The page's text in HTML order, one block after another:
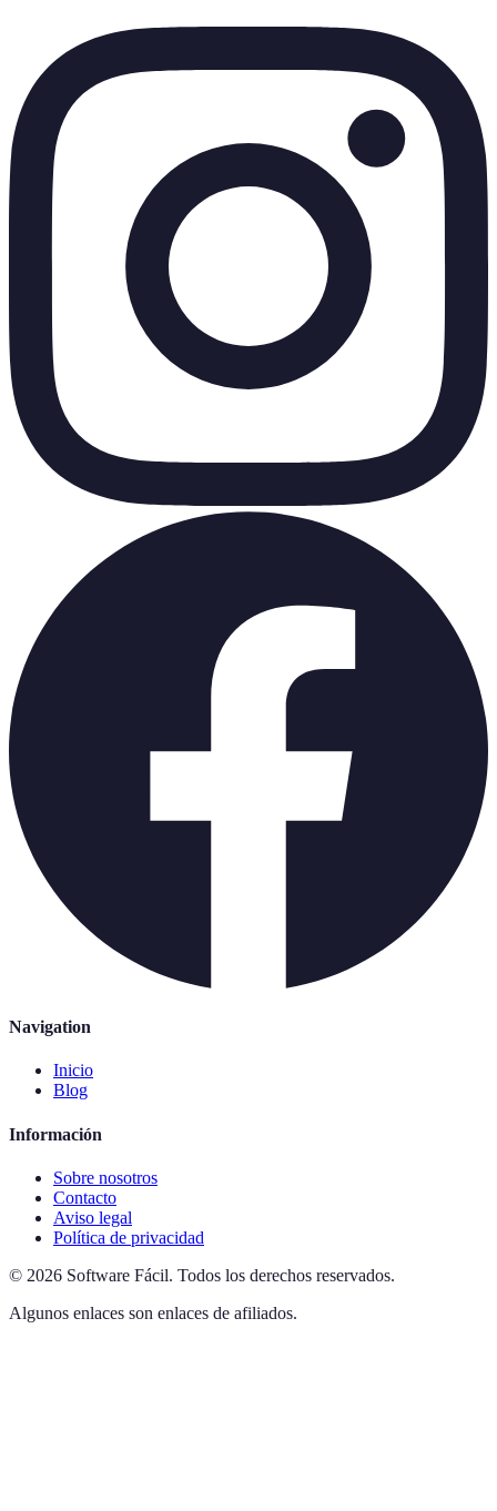
Navigation
Inicio
Blog
Información
Sobre nosotros
Contacto
Aviso legal
Política de privacidad
© 2026 Software Fácil. Todos los derechos reservados.
Algunos enlaces son enlaces de afiliados.